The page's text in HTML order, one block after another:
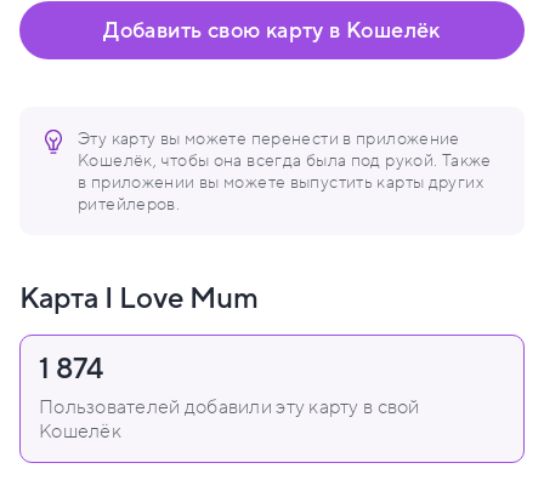
Эту карту вы можете перенести в приложение
Кошелёк, чтобы она всегда была под рукой. Также
в приложении вы можете выпустить карты других
ритейлеров.
Добавить свою карту в Кошелёк
Карта I Love Mum
1 874
Пользователей добавили эту карту в свой
Кошелёк